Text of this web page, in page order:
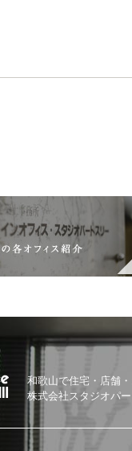
和歌山で住宅・店舗
株式会社スタジオパ